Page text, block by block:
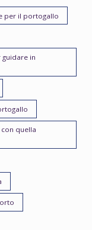
per il portogallo
in
quella